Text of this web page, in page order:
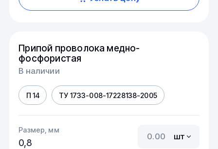
Припой проволока медно-
фосфористая
В наличии
П 14 ТУ 1733-008-17228138-2005
Размер, мм
0,8
шт